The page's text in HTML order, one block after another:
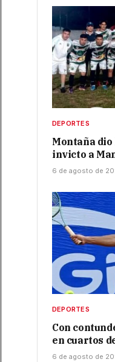
DEPORTES
Montaña
invicto a
6 de agosto de
DEPORTES
Con
en cuartos
6 de agosto de